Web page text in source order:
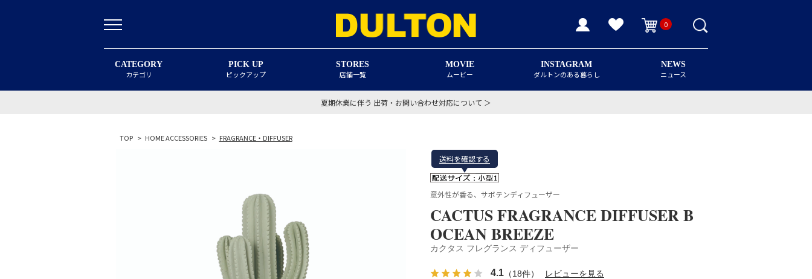
0
CATEGORY
カテゴリ
PICK UP
ピックアップ
STORES
店舗一覧
MOVIE
ムービー
INSTAGRAM
ダルトンのある暮らし
NEWS
ニュース
夏期休業に伴う 出荷・お問い合わせ対応について ＞
TOP > HOME ACCESSORIES > FRAGRANCE・DIFFUSER
送料を確認する
意外性が香る、サボテンディフューザー
CACTUS FRAGRANCE DIFFUSER B
OCEAN BREEZE
カクタス フレグランス ディフューザー
4.1 （18件） レビューを見る